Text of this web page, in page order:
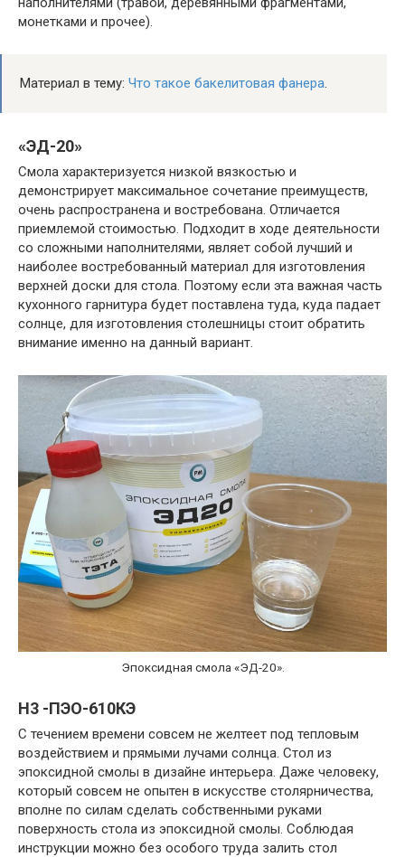
монетками и прочее).
Материал в тему: Что такое бакелитовая фанера.
«ЭД-20»
Смола характеризуется низкой вязкостью и
демонстрирует максимальное сочетание преимуществ,
очень распространена и востребована. Отличается
приемлемой стоимостью. Подходит в ходе деятельности
со сложными наполнителями, являет собой лучший и
наиболее востребованный материал для изготовления
верхней доски для стола. Поэтому если эта важная часть
кухонного гарнитура будет поставлена туда, куда падает
солнце, для изготовления столешницы стоит обратить
внимание именно на данный вариант.
Эпоксидная смола «ЭД-20».
Н3 -ПЭО-610КЭ
С течением времени совсем не желтеет под тепловым
воздействием и прямыми лучами солнца. Стол из
эпоксидной смолы в дизайне интерьера. Даже человеку,
который совсем не опытен в искусстве столярничества,
вполне по силам сделать собственными руками
поверхность стола из эпоксидной смолы. Соблюдая
инструкции можно без особого труда залить стол